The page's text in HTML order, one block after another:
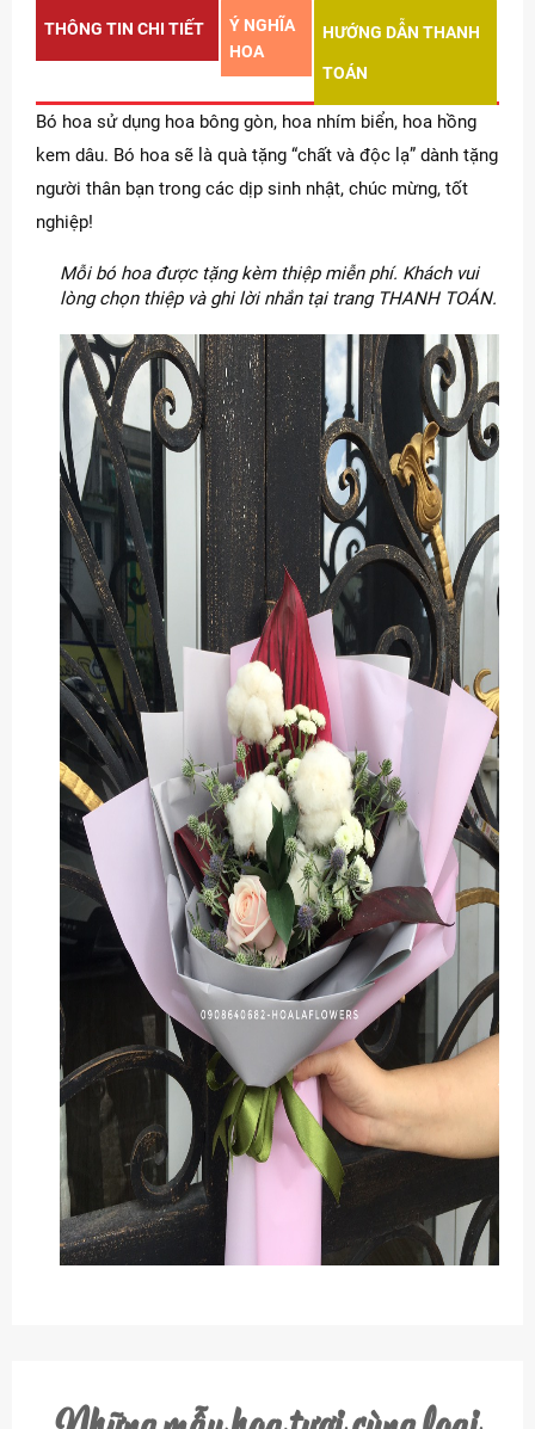
THÔNG TIN CHI TIẾT
Ý NGHĨA
HOA
HƯỚNG DẪN THANH
TOÁN
Bó hoa sử dụng hoa bông gòn, hoa nhím biển, hoa hồng
kem dâu. Bó hoa sẽ là quà tặng “chất và độc lạ” dành tặng
người thân bạn trong các dịp sinh nhật, chúc mừng, tốt
nghiệp!
Mỗi bó hoa được tặng kèm thiệp miễn phí. Khách vui
lòng chọn thiệp và ghi lời nhắn tại trang THANH TOÁN.